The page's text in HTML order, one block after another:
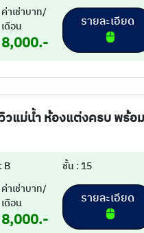
ค่าเช่าบาท/
เดือน
8,000.-
วิวแม่น้ำ ห้องแต่งครบ พร้อ
B
ชั้น : 15
ค่าเช่าบาท/
เดือน
8,000.-